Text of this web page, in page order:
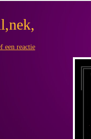
een reactie